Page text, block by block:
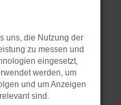
Stand
ein
auch dazu
nicht mehr
uns, die Nutzung der
zu messen und
eingesetzt,
werden, um
und um Anzeigen
sind.